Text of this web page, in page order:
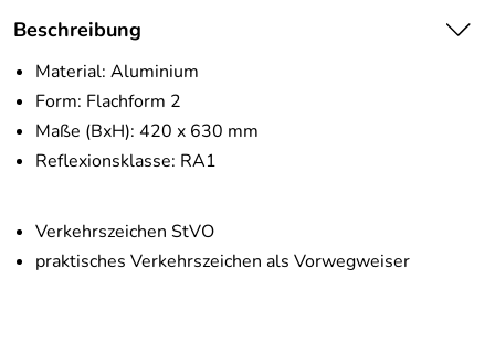
Beschreibung
Material: Aluminium
Form: Flachform 2
Maße (BxH): 420 x 630 mm
Reflexionsklasse: RA1
Verkehrszeichen StVO
praktisches Verkehrszeichen als Vorwegweiser